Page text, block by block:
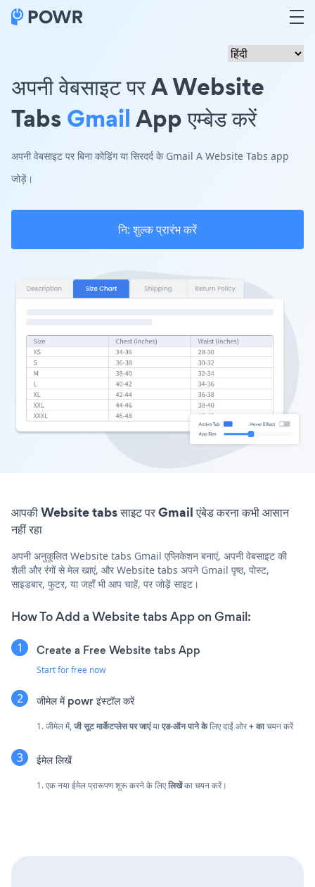
अपनी वेबसाइट पर A Website
TabsGmailApp एम्बेड करें
अपनी वेबसाइट पर बिना कोडिंग या सिरदर्द के Gmail A Website Tabs app
जोड़ें।
नि: शुल्क प्रारंभ करें
आपकी Website tabs साइट पर Gmail एंबेड करना कभी आसान
नहीं रहा
अपनी अनुकूलित Website tabs Gmail एप्लिकेशन बनाएं, अपनी वेबसाइट की
शैली और रंगों से मेल खाएं, और Website tabs अपने Gmail पृष्ठ, पोस्ट,
साइडबार, फुटर, या जहाँ भी आप चाहें, पर जोड़ें साइट।
How To Add a Website tabs App on Gmail:
Create a Free Website tabs App
Start for free now
जीमेल में powr इंस्टॉल करें
1. जीमेल में,जी सूट मार्केटप्लेस पर जाएंयाएड-ऑन पाने केलिए दाईं ओर+ काचयन करें
ईमेल लिखें
1. एक नया ईमेल प्रारूपण शुरू करने के लिएलिखेंका चयन करें।